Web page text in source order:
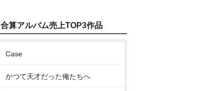
合算アルバム売上TOP3作品
Case
かつて天才だった俺たちへ